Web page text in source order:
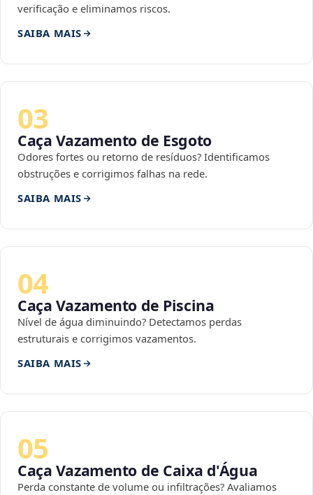
verificação e eliminamos riscos.
SAIBA MAIS
03
Caça Vazamento de Esgoto
Odores fortes ou retorno de resíduos? Identificamos
obstruções e corrigimos falhas na rede.
SAIBA MAIS
04
Caça Vazamento de Piscina
Nível de água diminuindo? Detectamos perdas
estruturais e corrigimos vazamentos.
SAIBA MAIS
05
Caça Vazamento de Caixa d'Água
Perda constante de volume ou infiltrações? Avaliamos